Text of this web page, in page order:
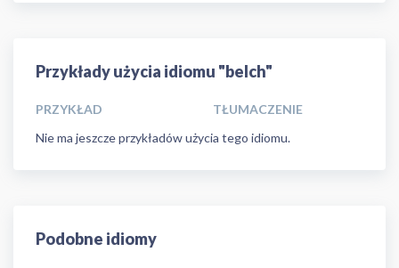
Przykłady użycia idiomu "belch"
PRZYKŁAD
TŁUMACZENIE
Nie ma jeszcze przykładów użycia tego idiomu.
Podobne idiomy